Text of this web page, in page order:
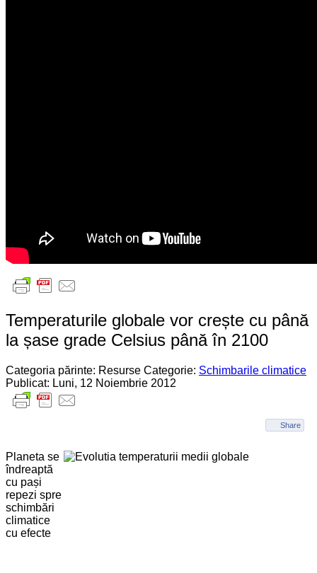
Temperaturile globale vor crește cu până
la șase grade Celsius până în 2100
Categoria părinte: Resurse Categorie: Schimbarile climatice
Publicat: Luni, 12 Noiembrie 2012
Share
Planeta se
îndreaptă
cu pași
repezi spre
schimbări
climatice
cu efecte